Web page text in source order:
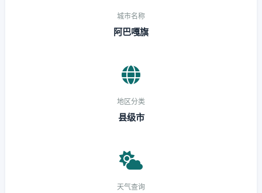
城市名称
阿巴嘎旗
地区分类
县级市
天气查询